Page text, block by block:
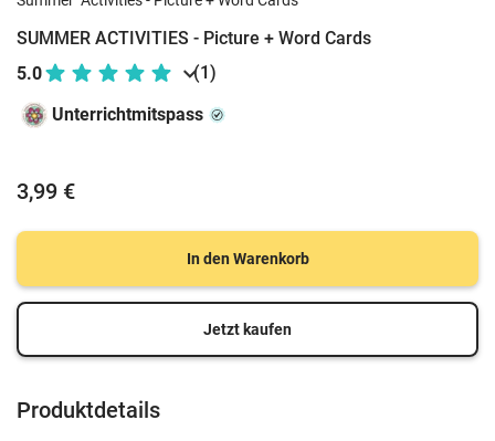
SUMMER ACTIVITIES - Picture + Word Cards
5.0
(1)
Unterrichtmitspass
3,99 €
In den Warenkorb
Jetzt kaufen
Produktdetails